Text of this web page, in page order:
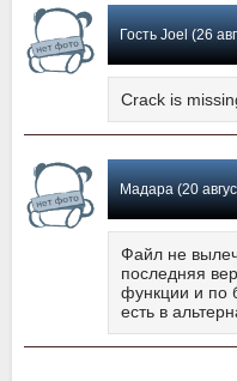
Crack is
Файл не
последняя
функции и по
есть в